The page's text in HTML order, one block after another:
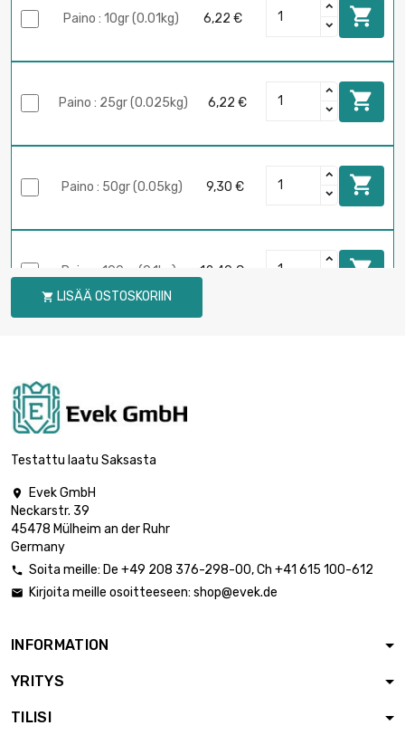
Paino : 10gr (0.01kg) 6,22 € 
Paino : 25gr (0.025kg) 6,22 € 
Paino : 50gr (0.05kg) 9,30 € 
Paino : 100gr (0.1kg) 12,40 € 
Paino : 1 000gr (1kg)
 LISÄÄ OSTOSKORIIN
Testattu laatu Saksasta

Evek GmbH
Neckarstr. 39
45478 Mülheim an der Ruhr
Germany
 Soita meille: De +49 208 376-298-00, Ch +41 615 100-612
 Kirjoita meille osoitteeseen: shop@evek.de
INFORMATION
YRITYS
TILISI